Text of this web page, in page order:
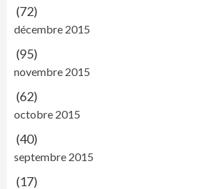
(72)
décembre 2015
(95)
novembre 2015
(62)
octobre 2015
(40)
septembre 2015
(17)